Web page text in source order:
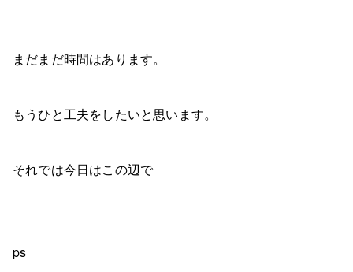
まだまだ時間はあります。
もうひと工夫をしたいと思います。
それでは今日はこの辺で
ps